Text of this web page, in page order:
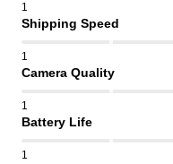
1
Shipping Speed
1
Camera Quality
1
Battery Life
1